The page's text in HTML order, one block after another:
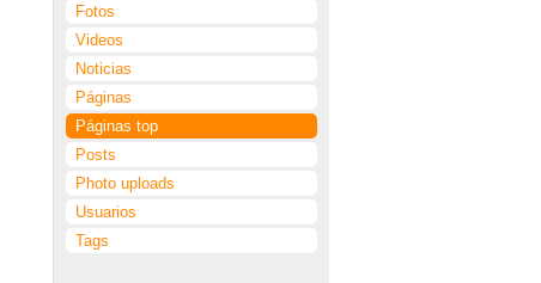
Fotos
Videos
Noticias
Páginas
Páginas top
Posts
Photo uploads
Usuarios
Tags